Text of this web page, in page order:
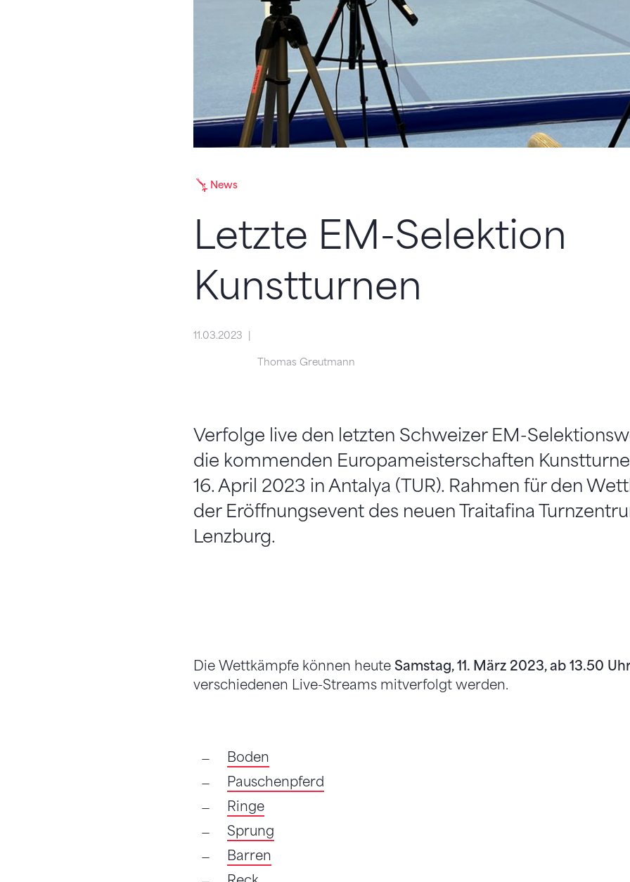
News
Letzte EM-Selektion
Kunstturnen
11.03.2023
Thomas Greutmann
Verfolge live den letzten Schweizer EM-
die kommenden Europameisterschaften
16. April 2023 in Antalya (TUR). Rahmen für den
der Eröffnungsevent des neuen Traitafina
Lenzburg.
Die Wettkämpfe können heute Samstag, 11. März 2023, ab 13.50
verschiedenen Live-Streams mitverfolgt werden.
Boden
Pauschenpferd
Ringe
Sprung
Barren